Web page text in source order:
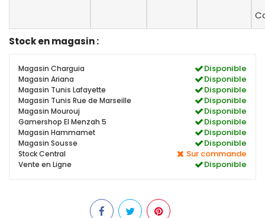
Stock en magasin :
Magasin Charguia Disponible
Magasin Ariana Disponible
Magasin Tunis Lafayette Disponible
Magasin Tunis Rue de Marseille Disponible
Magasin Mourouj Disponible
Gamershop El Menzah 5 Disponible
Magasin Hammamet Disponible
Magasin Sousse Disponible
Stock Central Sur commande
Vente en Ligne Disponible